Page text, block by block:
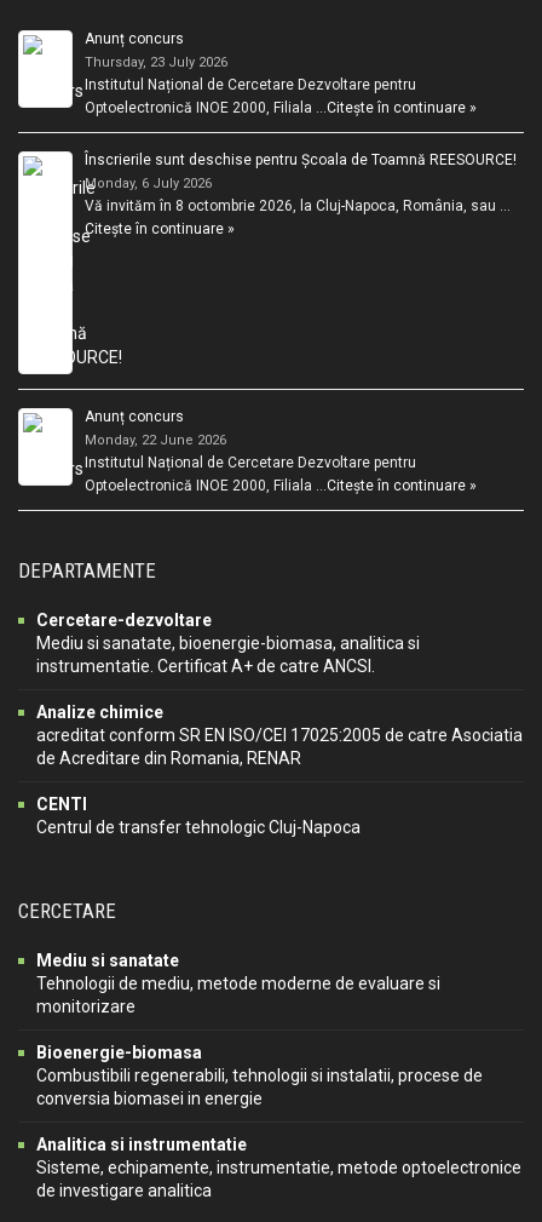
Anunț concurs
Thursday, 23 July 2026
Institutul Național de Cercetare Dezvoltare pentru
Optoelectronică INOE 2000, Filiala …Citește în continuare »
Înscrierile sunt deschise pentru Școala de Toamnă REESOURCE!
Monday, 6 July 2026
Vă invităm în 8 octombrie 2026, la Cluj-Napoca, România, sau …
Citește în continuare »
Anunț concurs
Monday, 22 June 2026
Institutul Național de Cercetare Dezvoltare pentru
Optoelectronică INOE 2000, Filiala …Citește în continuare »
DEPARTAMENTE
Cercetare-dezvoltare
Mediu si sanatate, bioenergie-biomasa, analitica si
instrumentatie. Certificat A+ de catre ANCSI.
Analize chimice
acreditat conform SR EN ISO/CEI 17025:2005 de catre Asociatia
de Acreditare din Romania, RENAR
CENTI
Centrul de transfer tehnologic Cluj-Napoca
CERCETARE
Mediu si sanatate
Tehnologii de mediu, metode moderne de evaluare si
monitorizare
Bioenergie-biomasa
Combustibili regenerabili, tehnologii si instalatii, procese de
conversia biomasei in energie
Analitica si instrumentatie
Sisteme, echipamente, instrumentatie, metode optoelectronice
de investigare analitica